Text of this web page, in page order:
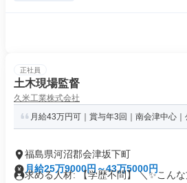
正社員
土木現場監督
久米工業株式会社
月給43万円可｜賞与年3回｜南会津中心｜
福島県河沼郡会津坂下町
月給25万9000円～43万5000円
求める人材: 【学歴不問】 ＼✨こん